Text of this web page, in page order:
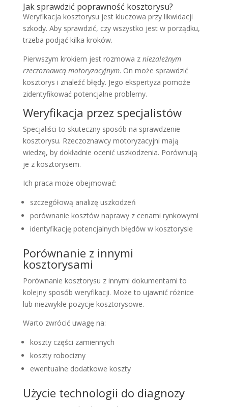
Jak sprawdzić poprawność kosztorysu?
Weryfikacja kosztorysu jest kluczowa przy likwidacji
szkody. Aby sprawdzić, czy wszystko jest w porządku,
trzeba podjąć kilka kroków.
Pierwszym krokiem jest rozmowa z niezależnym
rzeczoznawcą motoryzacyjnym. On może sprawdzić
kosztorys i znaleźć błędy. Jego ekspertyza pomoże
zidentyfikować potencjalne problemy.
Weryfikacja przez specjalistów
Specjaliści to skuteczny sposób na sprawdzenie
kosztorysu. Rzeczoznawcy motoryzacyjni mają
wiedzę, by dokładnie ocenić uszkodzenia. Porównują
je z kosztorysem.
Ich praca może obejmować:
szczegółową analizę uszkodzeń
porównanie kosztów naprawy z cenami rynkowymi
identyfikację potencjalnych błędów w kosztorysie
Porównanie z innymi
kosztorysami
Porównanie kosztorysu z innymi dokumentami to
kolejny sposób weryfikacji. Może to ujawnić różnice
lub niezwykłe pozycje kosztorysowe.
Warto zwrócić uwagę na:
koszty części zamiennych
koszty robocizny
ewentualne dodatkowe koszty
Użycie technologii do diagnozy